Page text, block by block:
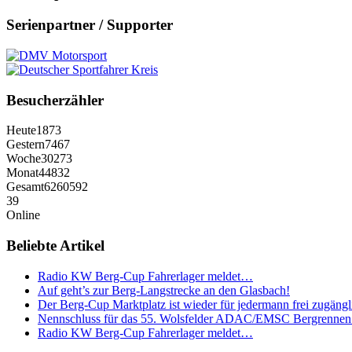
Serienpartner / Supporter
Besucherzähler
Heute1873
Gestern7467
Woche30273
Monat44832
Gesamt6260592
39
Online
Beliebte Artikel
Radio KW Berg-Cup Fahrerlager meldet…
Auf geht’s zur Berg-Langstrecke an den Glasbach!
Der Berg-Cup Marktplatz ist wieder für jedermann frei
Nennschluss für das 55. Wolsfelder ADAC/EMSC
Radio KW Berg-Cup Fahrerlager meldet…